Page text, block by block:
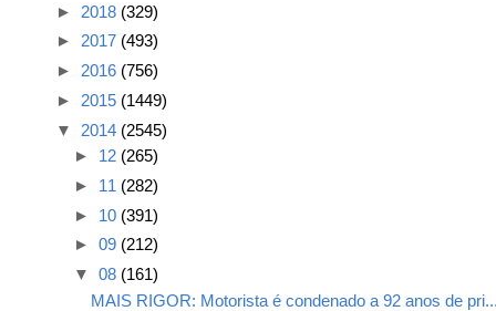
► 2018 (329)
► 2017 (493)
► 2016 (756)
► 2015 (1449)
▼ 2014 (2545)
► 12 (265)
► 11 (282)
► 10 (391)
► 09 (212)
▼ 08 (161)
MAIS RIGOR: Motorista é condenado a 92 anos de